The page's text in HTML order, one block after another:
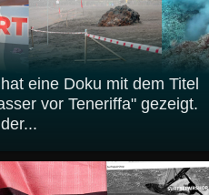
eine Doku mit dem Titel
vor Teneriffa" gezeigt.